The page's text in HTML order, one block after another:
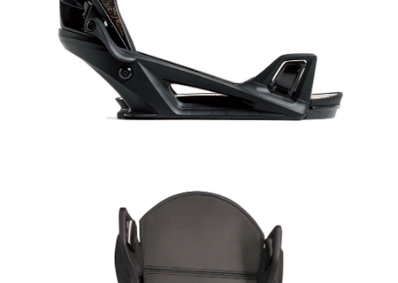
이코 라이프 하